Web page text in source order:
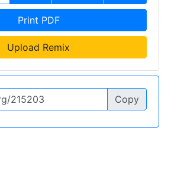
Print PDF
Upload Remix
Copy